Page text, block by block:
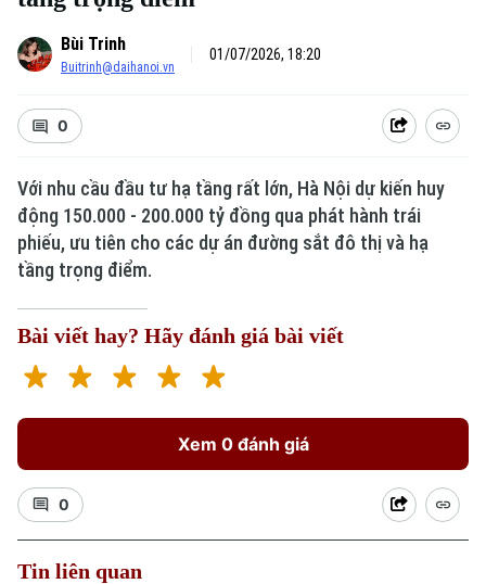
Bùi Trinh
Buitrinh@daihanoi.vn
01/07/2026, 18:20
0
Với nhu cầu đầu tư hạ tầng rất lớn, Hà Nội dự kiến huy
động 150.000 - 200.000 tỷ đồng qua phát hành trái
phiếu, ưu tiên cho các dự án đường sắt đô thị và hạ
tầng trọng điểm.
Bài viết hay? Hãy đánh giá bài viết
Xem 0 đánh giá
0
Tin liên quan